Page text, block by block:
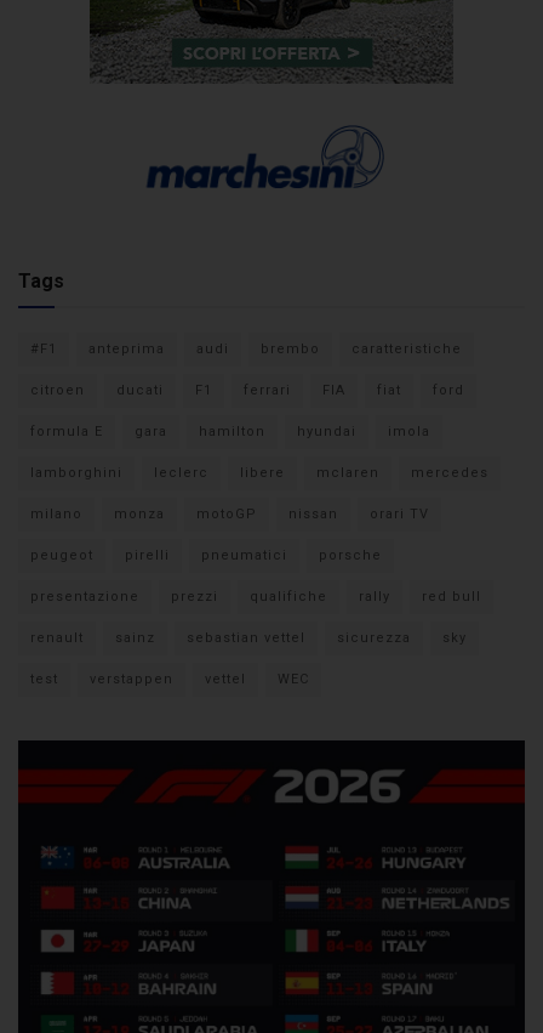
Tags
#F1 anteprima audi brembo caratteristiche
citroen ducati F1 ferrari FIA fiat ford
formula E gara hamilton hyundai imola
lamborghini leclerc libere mclaren mercedes
milano monza motoGP nissan orari TV
peugeot pirelli pneumatici porsche
presentazione prezzi qualifiche rally red bull
renault sainz sebastian vettel sicurezza sky
test verstappen vettel WEC